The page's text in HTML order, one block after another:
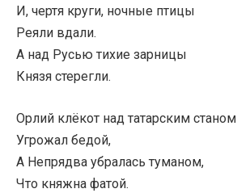
И, чертя круги, ночные птицы
Реяли вдали.
А над Русью тихие зарницы
Князя стерегли.
Орлий клёкот над татарским станом
Угрожал бедой,
А Непрядва убралась туманом,
Что княжна фатой.